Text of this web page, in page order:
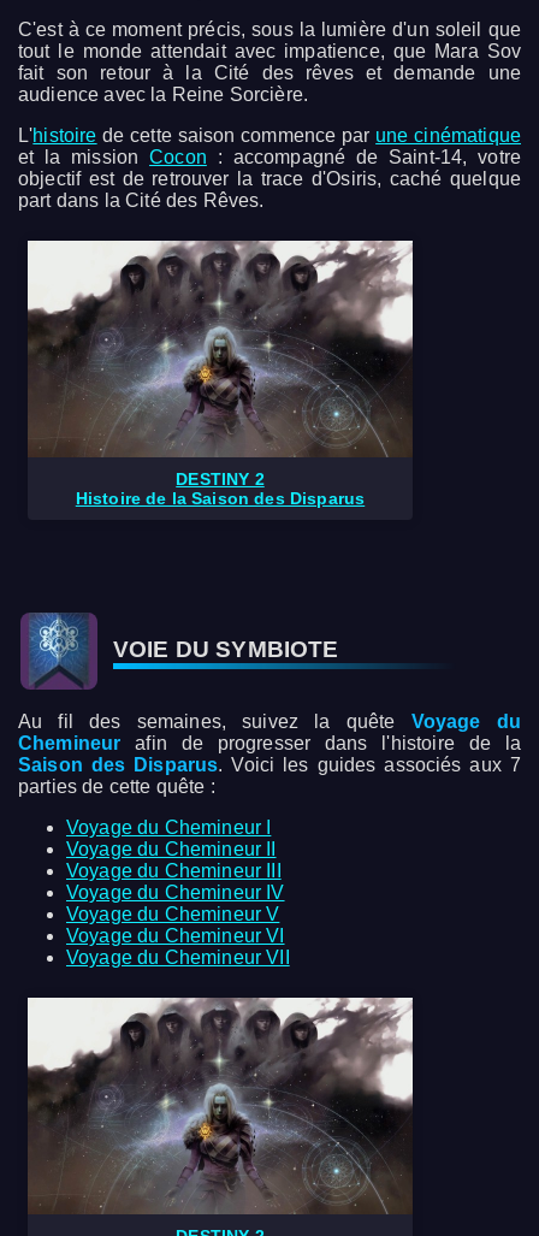
C'est à ce moment précis, sous la lumière d'un soleil que
tout le monde attendait avec impatience, que Mara Sov
fait son retour à la Cité des rêves et demande une
audience avec la Reine Sorcière.
L'histoire de cette saison commence par une cinématique
et la missionCocon : accompagné de Saint-14, votre
objectif est de retrouver la trace d'Osiris, caché quelque
part dans la Cité des Rêves.
DESTINY 2
Histoire de la Saison des Disparus
VOIE DU SYMBIOTE
Au fil des semaines, suivez la quête Voyage du
Chemineur afin de progresser dans l'histoire de la
Saison des Disparus. Voici les guides associés aux 7
parties de cette quête :
Voyage du Chemineur I
Voyage du Chemineur II
Voyage du Chemineur III
Voyage du Chemineur IV
Voyage du Chemineur V
Voyage du Chemineur VI
Voyage du Chemineur VII